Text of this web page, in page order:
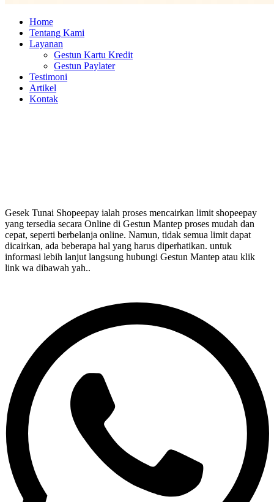
Home
Tentang Kami
Layanan
Gestun Kartu Kredit
Gestun Paylater
Testimoni
Artikel
Kontak
Gesek Tunai Shopeepay ialah proses mencairkan limit shopeepay
yang tersedia secara Online di Gestun Mantep proses mudah dan
cepat, seperti berbelanja online. Namun, tidak semua limit dapat
dicairkan, ada beberapa hal yang harus diperhatikan. untuk
informasi lebih lanjut langsung hubungi Gestun Mantep atau klik
link wa dibawah yah..